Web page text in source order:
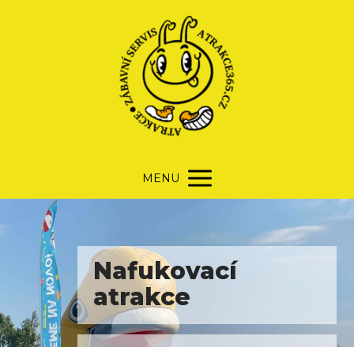
MENU
Párty program
Naše společnost se